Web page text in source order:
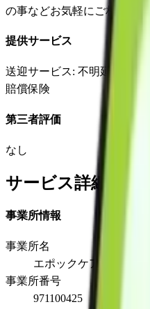
の事などお気軽にご相談に
提供サービス
送迎サービス: 不明延長サー
賠償保険
第三者評価
なし
サービス詳細
事業所情報
事業所名
エポックケア
事業所番号
971100425